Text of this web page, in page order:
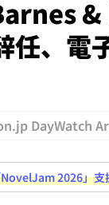
まとめ
けポータルサイト提供
＆コラム #726（2026
ンツの識別表示を義
ミング教育にAI活用方
、電
DayWatch
2026」